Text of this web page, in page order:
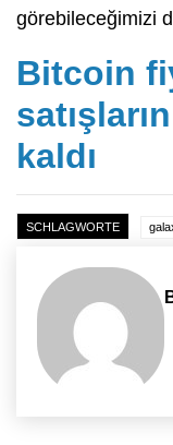
görebileceğimizi
Bitcoin
kaldı
SCHLAGWORTE